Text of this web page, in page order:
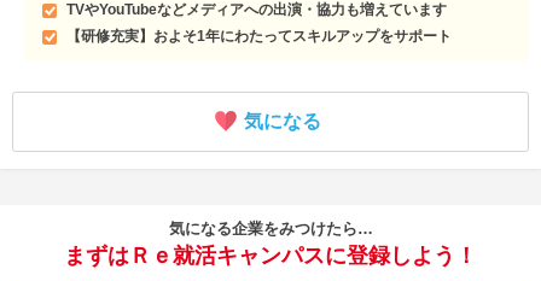
TVやYouTubeなどメディアへの出演・協力も増えています
【研修充実】およそ1年にわたってスキルアップをサポート
気になる
気になる企業をみつけたら…
まずはＲｅ就活キャンパスに登録しよう！